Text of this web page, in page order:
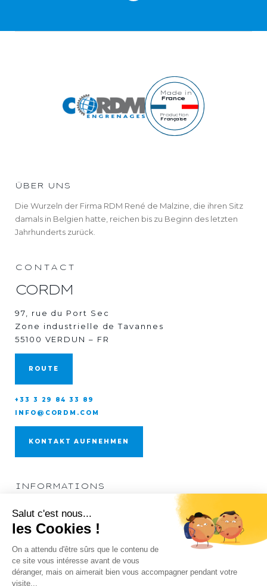
Production
Française
Made in
France
ÜBER UNS
Die Wurzeln der Firma RDM René de Malzine, die ihren Sitz
damals in Belgien hatte, reichen bis zu Beginn des letzten
Jahrhunderts zurück.
CONTACT
CORDM
97, rue du Port Sec
Zone industrielle de Tavannes
55100 VERDUN – FR
ROUTE
+33 3 29 84 33 89
INFO@CORDM.COM
KONTAKT AUFNEHMEN
INFORMATIONS
LINK ZUM FOLGENLINKEDIN